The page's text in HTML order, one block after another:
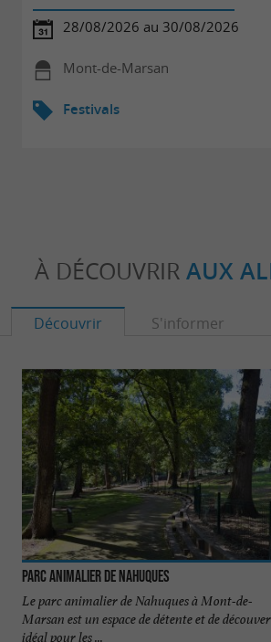
28/08/2026 au 30/08/2026
Mont-de-Marsan
Festivals
À DÉCOUVRIR AUX
Découvrir S'informer
Parc animalier de Nahuques
Le parc animalier de Nahuques à Mont-de-
Marsan est un espace de détente et de
idéal pour les ...